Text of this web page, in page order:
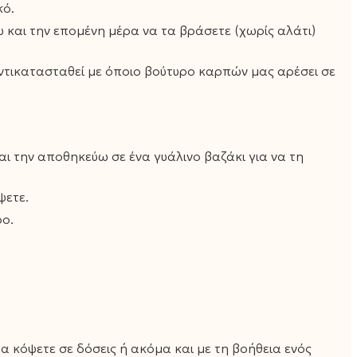
την επομένη μέρα να τα βράσετε (χωρίς αλάτι)
με όποιο βούτυρο καρπών μας αρέσει σε
αποθηκεύω σε ένα γυάλινο βαζάκι για να τη
κόψετε σε δόσεις ή ακόμα και με τη βοήθεια ενός